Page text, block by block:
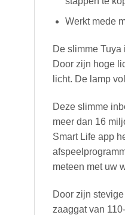
Werkt mede
De slimme
Door zijn hoge
licht. De lamp
Deze slimme
meer dan 16
Smart Life app
meteen met uw
Door zijn
zaaggat van